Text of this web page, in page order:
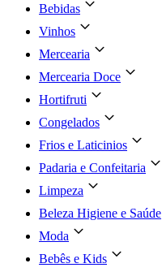
Bebidas
Vinhos
Mercearia
Mercearia Doce
Hortifruti
Congelados
Frios e Laticinios
Padaria e Confeitaria
Limpeza
Beleza Higiene e Saúde
Moda
Bebês e Kids